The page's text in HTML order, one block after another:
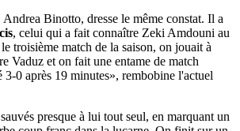
Binotto, dresse le même constat. Il a
, celui qui a fait connaître Zeki Amdouni au
troisième match de la saison, on jouait à
Vaduz et on fait une entame de match
3-0 après 19 minutes», rembobine l'actuel
presque à lui tout seul, en marquant un